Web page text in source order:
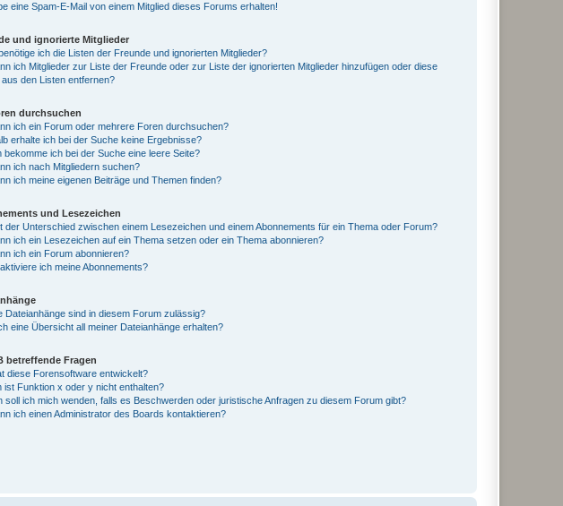
eine Spam-E-Mail von einem Mitglied dieses Forums erhalten!
und ignorierte Mitglieder
ich die Listen der Freunde und ignorierten Mitglieder?
ich Mitglieder zur Liste der Freunde oder zur Liste der ignorierten Mitglieder hinzufügen oder diese
aus den Listen entfernen?
durchsuchen
ich ein Forum oder mehrere Foren durchsuchen?
erhalte ich bei der Suche keine Ergebnisse?
bekomme ich bei der Suche eine leere Seite?
ich nach Mitgliedern suchen?
ich meine eigenen Beiträge und Themen finden?
und Lesezeichen
der Unterschied zwischen einem Lesezeichen und einem Abonnements für ein Thema oder Forum?
ich ein Lesezeichen auf ein Thema setzen oder ein Thema abonnieren?
ich ein Forum abonnieren?
ich meine Abonnements?
Dateianhänge sind in diesem Forum zulässig?
eine Übersicht all meiner Dateianhänge erhalten?
betreffende Fragen
diese Forensoftware entwickelt?
ist Funktion x oder y nicht enthalten?
soll ich mich wenden, falls es Beschwerden oder juristische Anfragen zu diesem Forum gibt?
ich einen Administrator des Boards kontaktieren?